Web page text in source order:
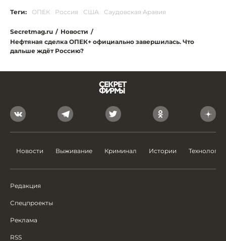
Теги: ОПЕК Россия США Саудовская Аравия
Secretmag.ru / Новости /
Нефтяная сделка ОПЕК+ официально завершилась. Что
дальше ждёт Россию?
Новости Выживание Криминал Истории Технологии
Редакция
Спецпроекты
Реклама
RSS